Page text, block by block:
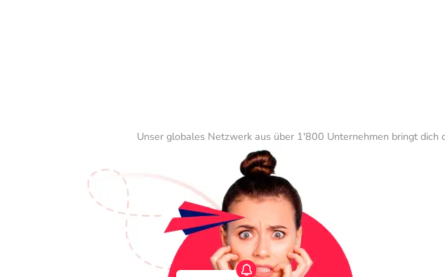
Unser globales Netzwerk aus über 1'800 Unternehmen bringt